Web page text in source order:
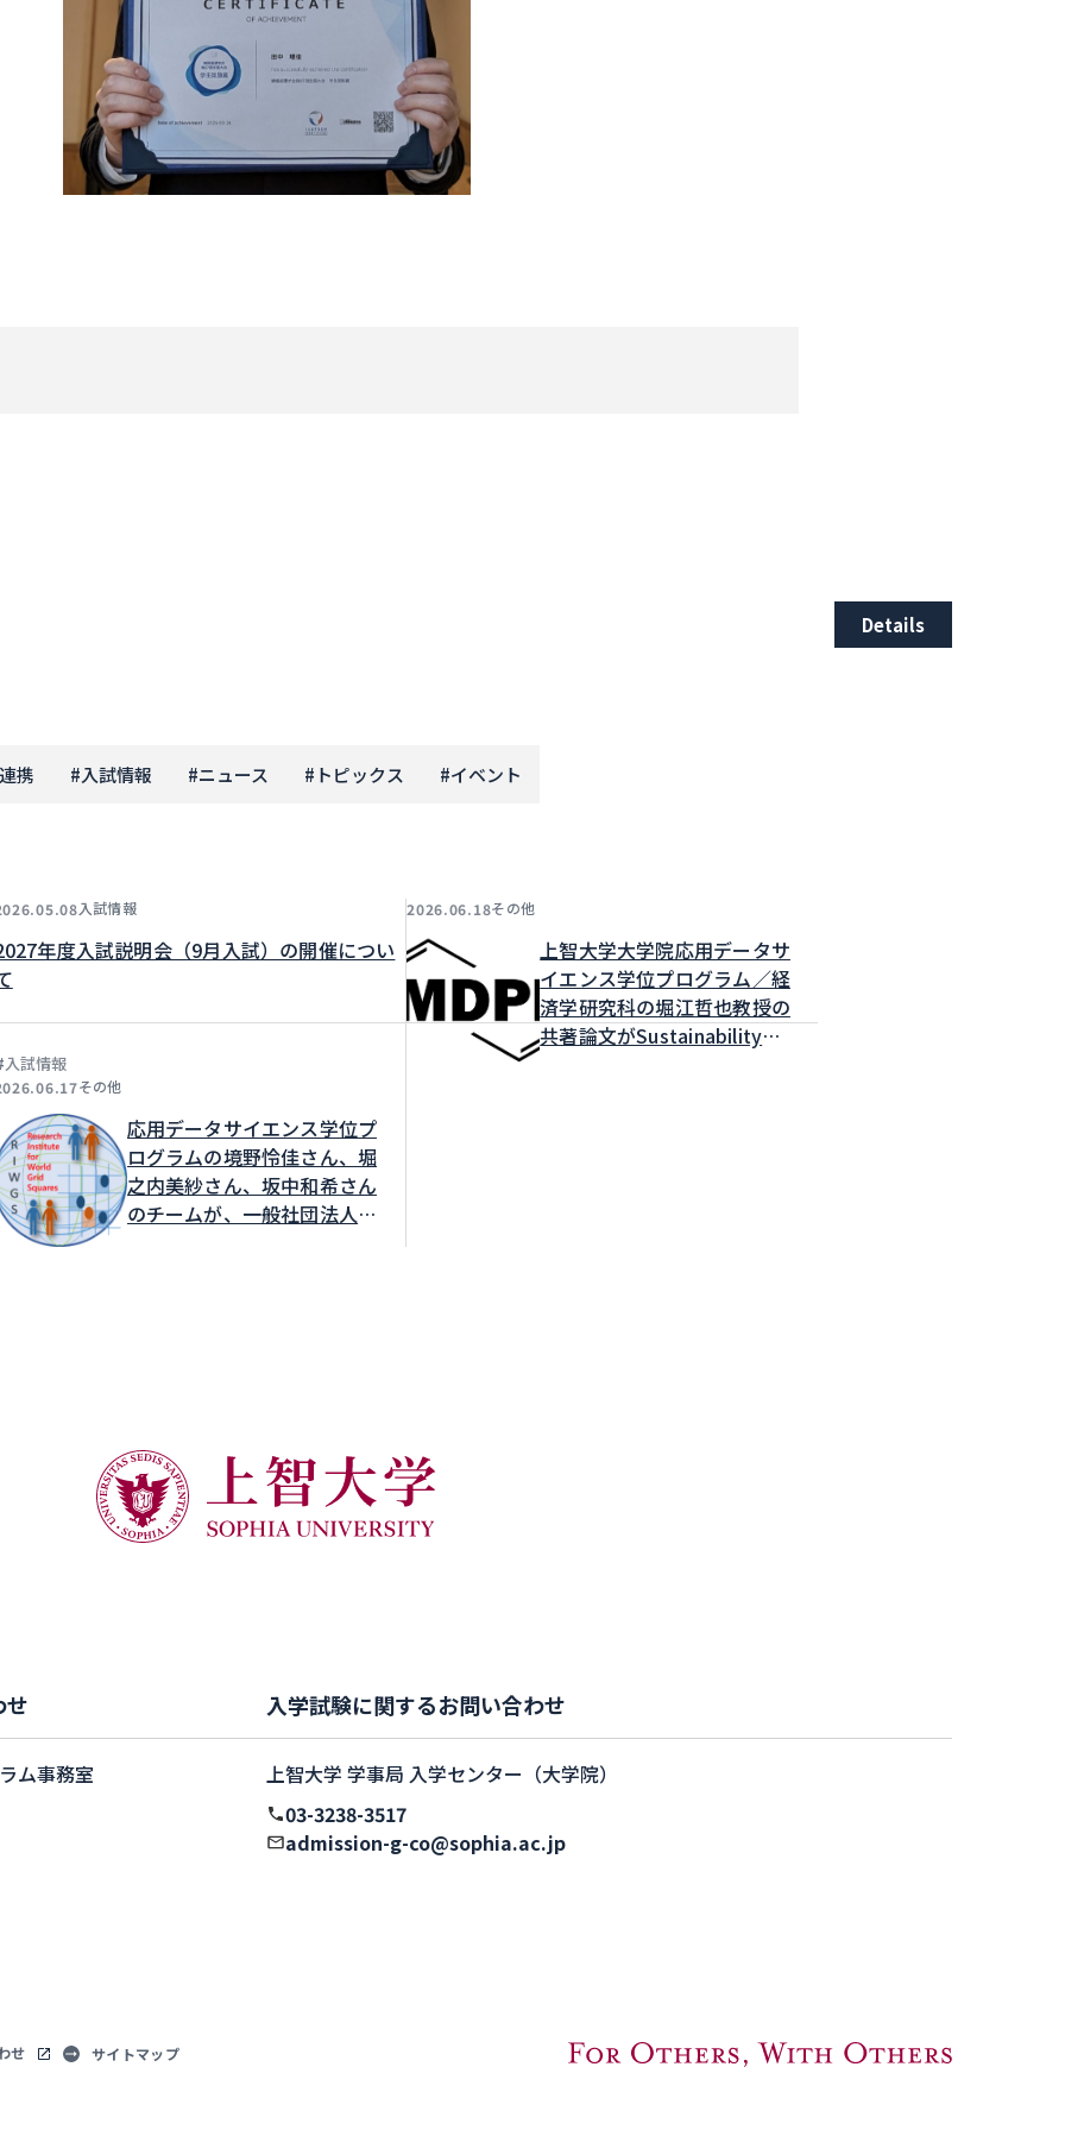
Details
携 #入試情報 #ニュース # トピックス #イベント
入試情報
年度入試説明会（9月入試）の開催につい
入試情報
2026.06.18その他
上智大学大学院応用データサ
イエンス学位プログラム／経
済学研究科の堀江哲也教授の
共著論文がSustainabilityに
その他
応用データサイエンス学位プ
ログラムの境野怜佳さん、堀
之内美紗さん、坂中和希さん
のチームが、一般社団法人世
せ
ム事務室
入学試験に関するお問い合わせ
上智大学 学事局 入学センター（大学院）
03-3238-3517
admission-g-co@sophia.ac.jp
せ サイトマップ